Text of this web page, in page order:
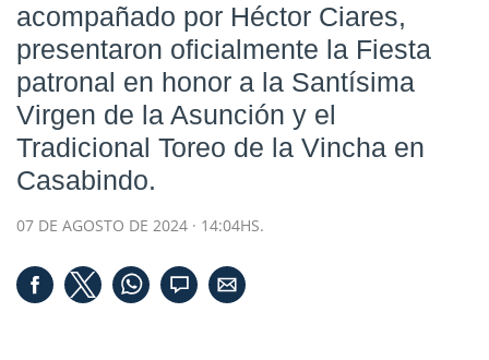
acompañado por Héctor Ciares,
presentaron oficialmente la Fiesta
patronal en honor a la Santísima
Virgen de la Asunción y el
Tradicional Toreo de la Vincha en
Casabindo.
07 DE AGOSTO DE 2024 · 14:04HS.